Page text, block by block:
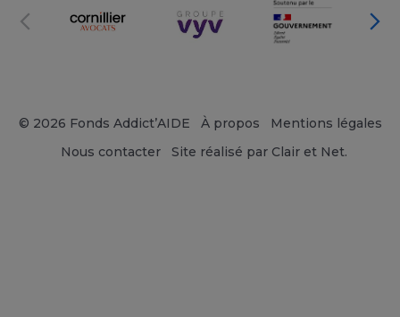
© 2026 Fonds Addict’AIDE À propos
Mentions légales
Nous contacter
Site réalisé par Clair et Net.